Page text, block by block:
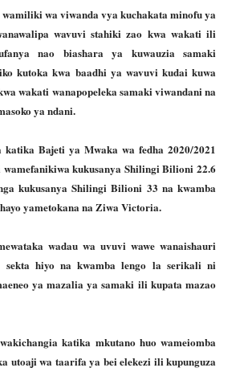
wamiliki wa viwanda vya kuchakata minofu ya
wavuvi stahiki zao kwa wakati ili
nao biashara ya kuwauzia samaki
kutoka kwa baadhi ya wavuvi kudai kuwa
wakati wanapopeleka samaki viwandani na
ya ndani.
katika Bajeti ya Mwaka wa fedha 2020/2021
kukusanya Shilingi Bilioni 22.6
kukusanya Shilingi Bilioni 33 na kwamba
yametokana na Ziwa Victoria.
wadau wa uvuvi wawe wanaishauri
sekta hiyo na kwamba lengo la serikali ni
ya mazalia ya samaki ili kupata mazao
katika mkutano huo wameiomba
utoaji wa taarifa ya bei elekezi ili kupunguza